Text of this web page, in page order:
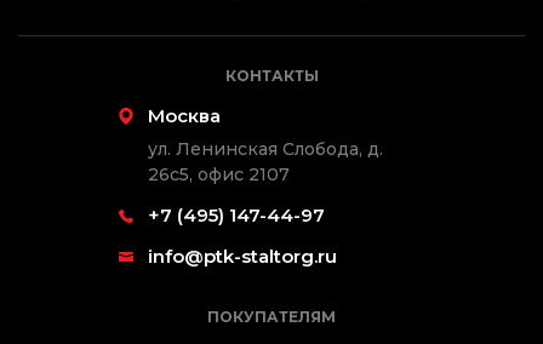
КОНТАКТЫ
Москва
ул. Ленинская Слобода, д.
26с5, офис 2107
+7 (495) 147-44-97
info@ptk-staltorg.ru
ПОКУПАТЕЛЯМ